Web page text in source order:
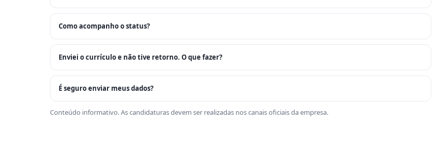
Como acompanho o status?
Enviei o currículo e não tive retorno. O que fazer?
É seguro enviar meus dados?
Conteúdo informativo. As candidaturas devem ser realizadas nos canais oficiais da empresa.